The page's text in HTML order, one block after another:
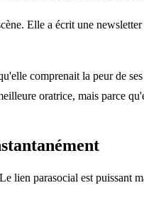
Elle a écrit une
comprenait la peur de
oratrice, mais parce
lien parasocial est